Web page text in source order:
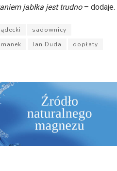
jabłka jest trudno– dodaje.
sadownicy
Jan Duda
dopłaty